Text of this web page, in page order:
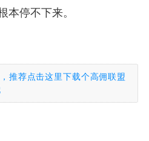
本停不下来。
推荐点击这里下载个高佣联盟